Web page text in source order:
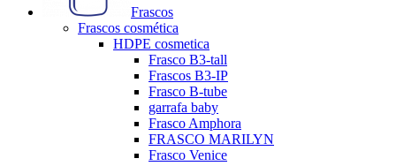
Frascos
Frascos cosmética
HDPE cosmetica
Frasco B3-tall
Frascos B3-IP
Frasco B-tube
garrafa baby
Frasco Amphora
FRASCO MARILYN
Frasco Venice